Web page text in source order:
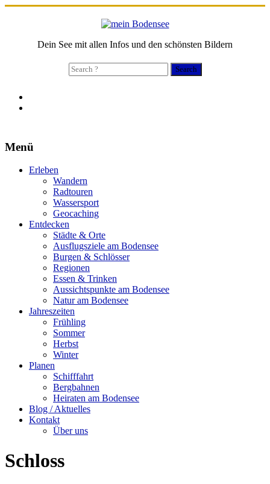
Dein See mit allen Infos und den schönsten Bildern
Search
for:
Menü
Erleben
Wandern
Radtouren
Wassersport
Geocaching
Entdecken
Städte & Orte
Ausflugsziele am Bodensee
Burgen & Schlösser
Regionen
Essen & Trinken
Aussichtspunkte am Bodensee
Natur am Bodensee
Jahreszeiten
Frühling
Sommer
Herbst
Winter
Planen
Schifffahrt
Bergbahnen
Heiraten am Bodensee
Blog / Aktuelles
Kontakt
Über uns
Schloss